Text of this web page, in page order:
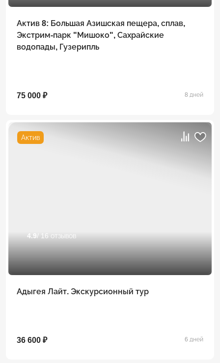
Актив 8: Большая Азишская пещера, сплав,
Экстрим-парк "Мишоко", Сахрайские
водопады, Гузерипль
75 000 ₽ 8 дней
Актив
4.9 / 16 отзывов
Адыгея Лайт. Экскурсионный тур
36 600 ₽ 6 дней